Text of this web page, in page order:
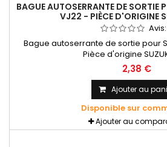
BAGUE AUTOSERRANTE DE SORTIE
VJ22 - PIÈCE D'ORIGINE
Avis:
Bague autoserrante de sortie pour
Pièce d'origine
2,38 €
Ajouter au
Disponible sur
Ajouter au